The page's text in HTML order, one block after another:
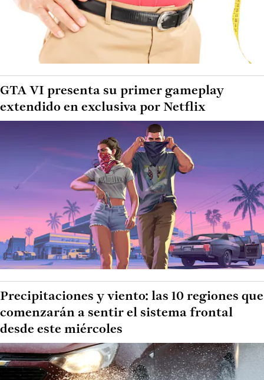
GTA VI presenta su primer gameplay
extendido en exclusiva por Netflix
Precipitaciones y viento: las 10 regiones que
comenzarán a sentir el sistema frontal
desde este miércoles